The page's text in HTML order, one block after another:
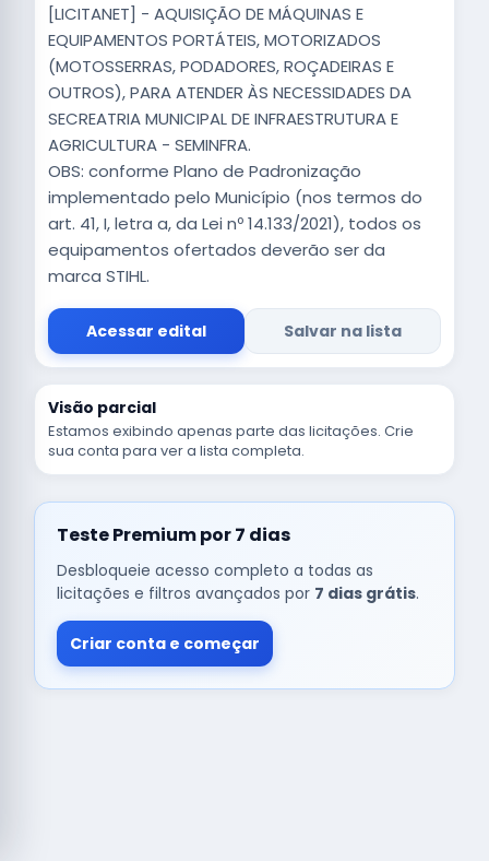
[LICITANET] - AQUISIÇÃO DE MÁQUINAS E
EQUIPAMENTOS PORTÁTEIS, MOTORIZADOS
(MOTOSSERRAS, PODADORES, ROÇADEIRAS E
OUTROS), PARA ATENDER ÀS NECESSIDADES DA
SECREATRIA MUNICIPAL DE INFRAESTRUTURA E
AGRICULTURA - SEMINFRA.
OBS: conforme Plano de Padronização
implementado pelo Município (nos termos do
art. 41, I, letra a, da Lei nº 14.133/2021), todos os
equipamentos ofertados deverão ser da
marca STIHL.
Acessar edital Salvar na lista
Visão parcial
Estamos exibindo apenas parte das licitações. Crie
sua conta para ver a lista completa.
Teste Premium por 7 dias
Desbloqueie acesso completo a todas as
licitações e filtros avançados por 7 dias grátis.
Criar conta e começar